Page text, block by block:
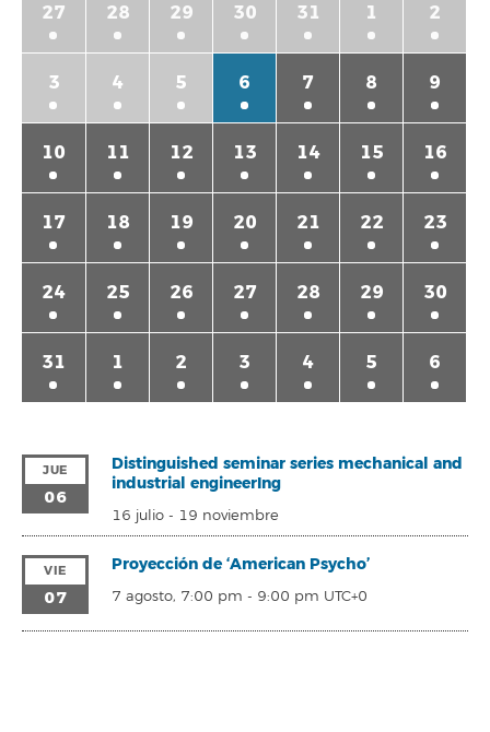
27 28 29 30 31 1 2
3 4 5 6 7 8 9
10 11 12 13 14 15 16
17 18 19 20 21 22 23
24 25 26 27 28 29 30
31 1 2 3 4 5 6
JUE
06
Distinguished seminar series mechanical and
industrial engineerIng
16 julio- 19 noviembre
VIE
07
Proyección de ‘American Psycho’
7 agosto, 7:00 pm - 9:00 pm UTC+0